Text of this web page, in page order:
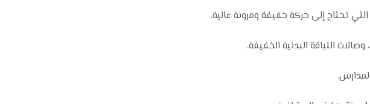
تحتاج إلى حركة خفيفة ومرونة عالية.
وصالات اللياقة البدنية الخفيفة.